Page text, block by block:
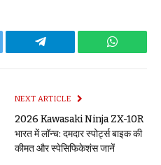
Telegram
NEXT ARTICLE
2026 Kawasaki Ninja ZX-10R
भारत में लॉन्च: दमदार स्पोर्ट्स बाइक की
कीमत और स्पेसिफिकेशंस जानें